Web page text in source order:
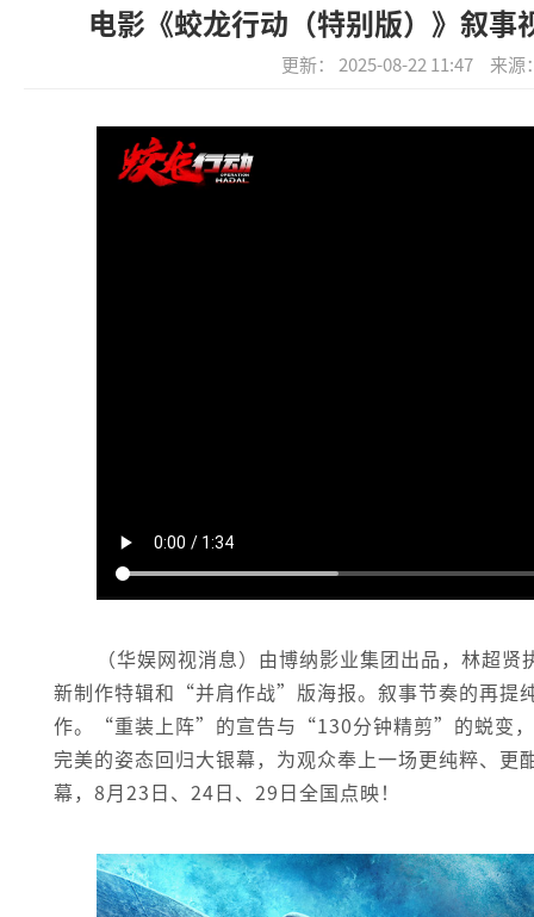
电影《蛟龙行动（特别版）》叙
更新： 2025-08-22 11:47 来源
（华娱网视消息）由博纳影业集团出品，林超
新制作特辑和“并肩作战”版海报。叙事节奏的再提
作。“重装上阵”的宣告与“130分钟精剪”的蜕变，
完美的姿态回归大银幕，为观众奉上一场更纯粹、
幕，8月23日、24日、29日全国点映！